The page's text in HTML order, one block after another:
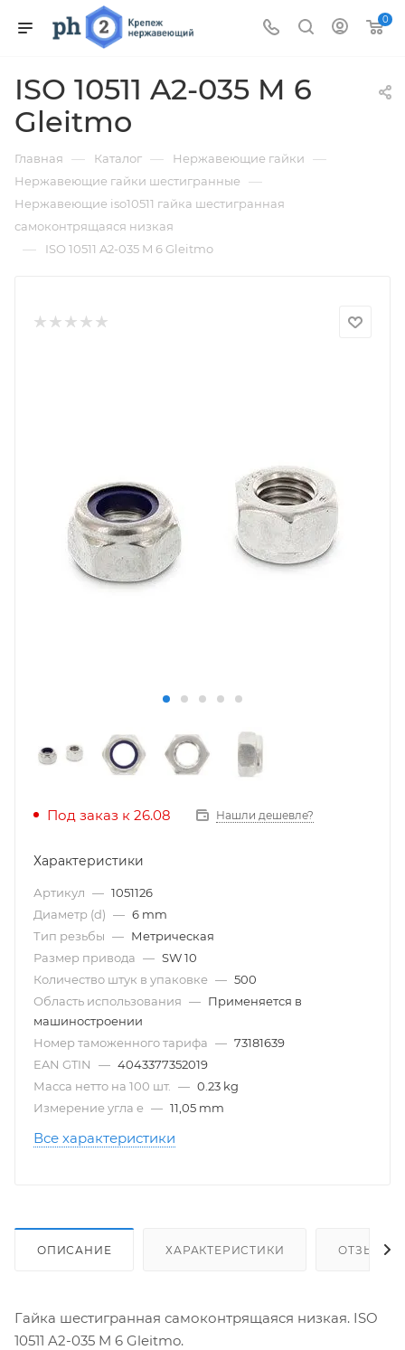
0
ISO 10511 A2-035 M 6
Gleitmo
Главная — Каталог — Нержавеющие гайки —
Нержавеющие гайки шестигранные —
Нержавеющие iso10511 гайка шестигранная
самоконтрящаяся низкая
— ISO 10511 A2-035 M 6 Gleitmo
Под заказ к 26.08 Нашли дешевле?
Характеристики
Артикул — 1051126
Диаметр (d) — 6 mm
Тип резьбы — Метрическая
Размер привода — SW 10
Количество штук в упаковке — 500
Область использования — Применяется в
машиностроении
Номер таможенного тарифа — 73181639
EAN GTIN
— 4043377352019
Масса нетто на 100 шт.
— 0.23 kg
Измерение угла e — 11,05 mm
Все характеристики
ОПИСАНИЕ ХАРАКТЕРИСТИКИ ОТЗЫВЫ
Гайка шестигранная самоконтрящаяся низкая. ISO
10511 A2-035 M 6 Gleitmo.